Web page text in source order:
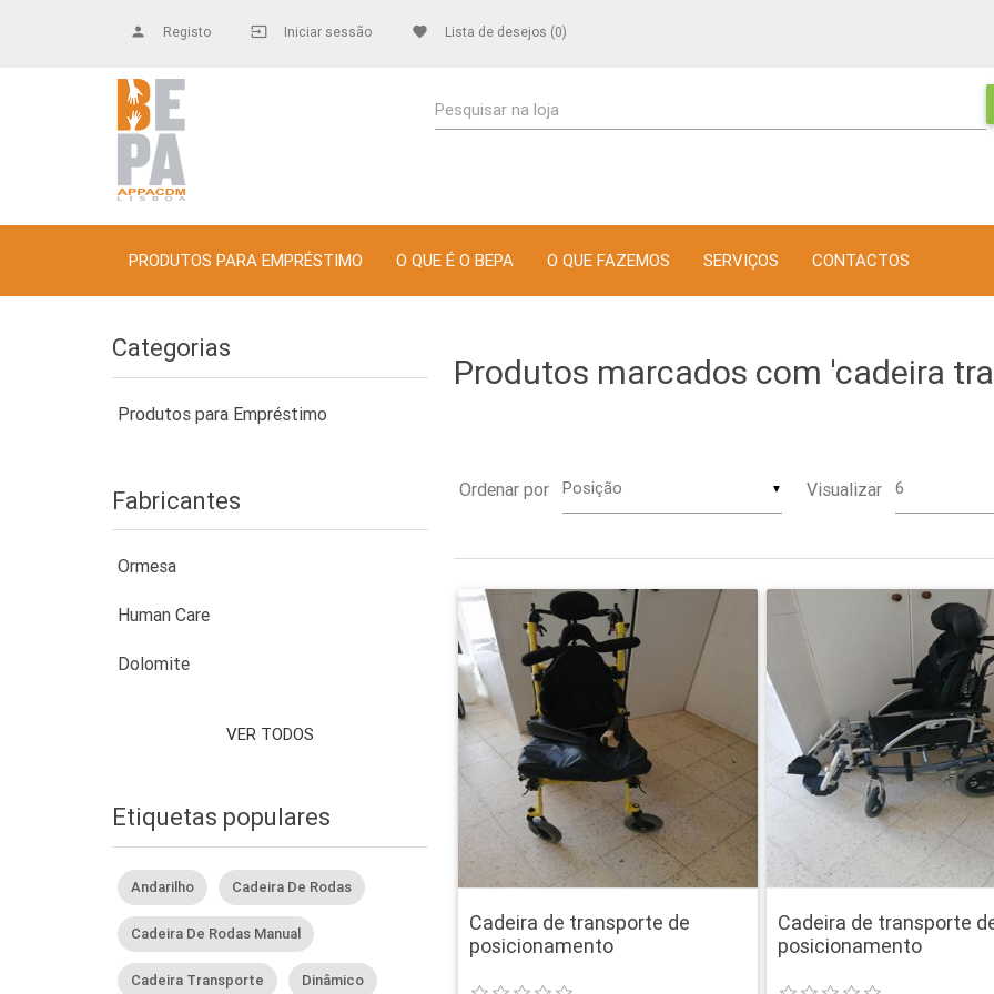
Registo
person Iniciar sessão
input favorite Lista de desejos (0)
Pesquisar na loja
PRODUTOS PARA EMPRÉSTIMO O QUE É O BEPA O QUE FAZEMOS SERVIÇOS CONTACTOS
Categorias
Produtos para Empréstimo
Fabricantes
Ormesa
Human Care
Dolomite
VER TODOS
Etiquetas populares
Andarilho Cadeira De Rodas
Cadeira De Rodas Manual
Cadeira Transporte Dinâmico
Produtos marcados com 'cadeira
Ordenar por ▼ Visualizar
Cadeira de transporte de
posicionamento
Cadeira de transporte
posicionamento